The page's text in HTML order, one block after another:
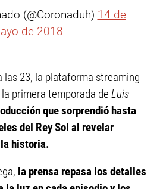
(@Coronaduh) 14 de
de 2018
las 23, la plataforma streaming
primera temporada de Luis
que sorprendió hasta
del Rey Sol al revelar
historia.
la prensa repasa los detalles